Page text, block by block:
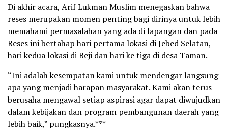
Di akhir acara, Arif Lukman Muslim menegaskan bahwa
reses merupakan momen penting bagi dirinya untuk lebih
memahami permasalahan yang ada di lapangan dan pada
Reses ini bertahap hari pertama lokasi di Jebed Selatan,
hari kedua lokasi di Beji dan hari ke tiga di desa Taman.
“Ini adalah kesempatan kami untuk mendengar langsung
apa yang menjadi harapan masyarakat. Kami akan terus
berusaha mengawal setiap aspirasi agar dapat diwujudkan
dalam kebijakan dan program pembangunan daerah yang
lebih baik,” pungkasnya.***